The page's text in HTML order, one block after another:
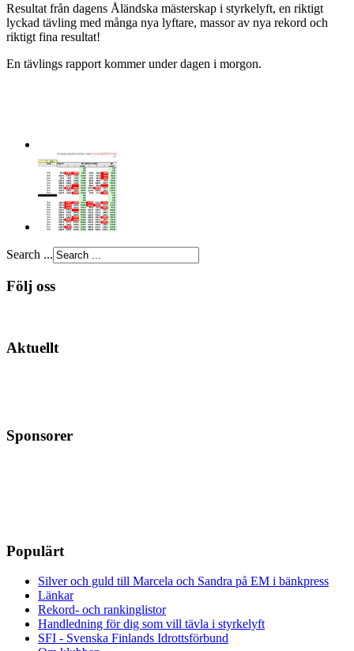
Resultat från dagens Åländska mästerskap i styrkelyft, en riktigt
lyckad tävling med många nya lyftare, massor av nya rekord och
riktigt fina resultat!
En tävlings rapport kommer under dagen i morgon.
Search ...
Följ oss
Aktuellt
Sponsorer
Populärt
Silver och guld till Marcela och Sandra på EM i bänkpress
Länkar
Rekord- och rankinglistor
Handledning för dig som vill tävla i styrkelyft
SFI - Svenska Finlands Idrottsförbund